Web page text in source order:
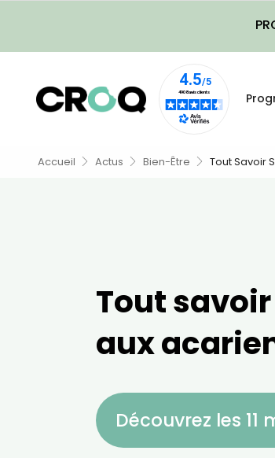
Accueil Actus Bien-Être Tout Savoir
Tout
aux
Découvrez les 11